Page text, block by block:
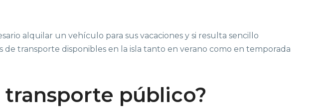
alquilar un vehículo para sus vacaciones y si resulta sencillo
transporte disponibles en la isla tanto en verano como en temporada
transporte público?